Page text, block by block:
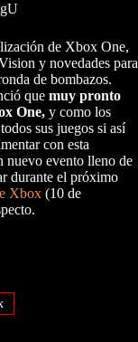
de Xbox One,
y novedades para
de bombazos.
que muy pronto
One, y como los
sus juegos si así
con esta
nuevo evento lleno de
durante el próximo
Xbox (10 de